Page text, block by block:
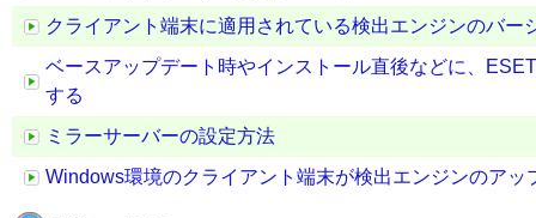
クライアント端末に適用されている検出エンジンのバ
ベースアップデート時やインストール直後などに、
する
ミラーサーバーの設定方法
Windows環境のクライアント端末が検出エンジンのアッ